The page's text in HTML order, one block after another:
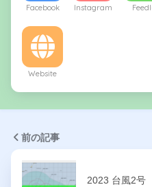
Facebook Instagram
Website
前の記事
2023 台風2